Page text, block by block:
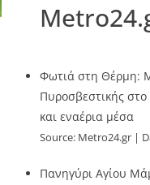
Φωτιά στη Θέρμη:
Πυροσβεστικής
και εναέρια μέσα
Source: Metro24.gr
Πανηγύρι Αγίου